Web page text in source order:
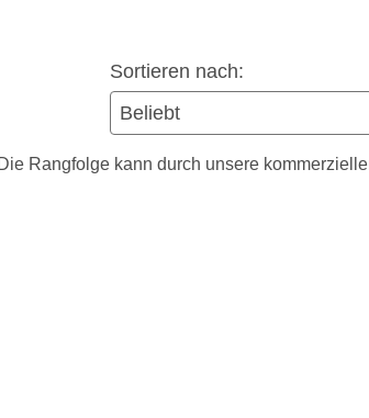
Sortieren nach:
Rangfolge kann durch unsere